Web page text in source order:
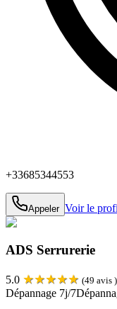
+33685344553
Appeler Voir le
ADS Serrurerie
5.0 ★★★★★ (49 avis )
Dépannage 7j/7